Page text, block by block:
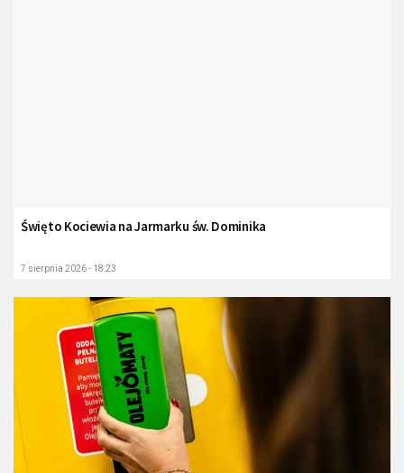
Święto Kociewia na Jarmarku św. Dominika
7 sierpnia 2026 - 18:23